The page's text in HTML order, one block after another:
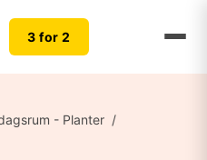
3 for 2
- Planter /